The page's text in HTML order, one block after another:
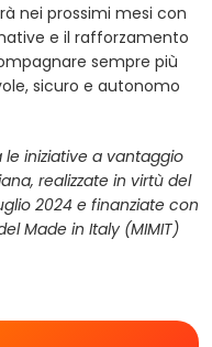
nei prossimi mesi con
e il rafforzamento
sempre più
sicuro e autonomo
iniziative a vantaggio
realizzate in virtù del
2024 e finanziate con
Made in Italy (MIMIT)